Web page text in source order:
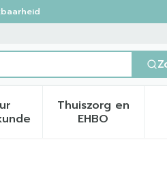
kinderen categorie
50+ categorie
submenu voor Natuur
Thuiszorg en
EHBOToon